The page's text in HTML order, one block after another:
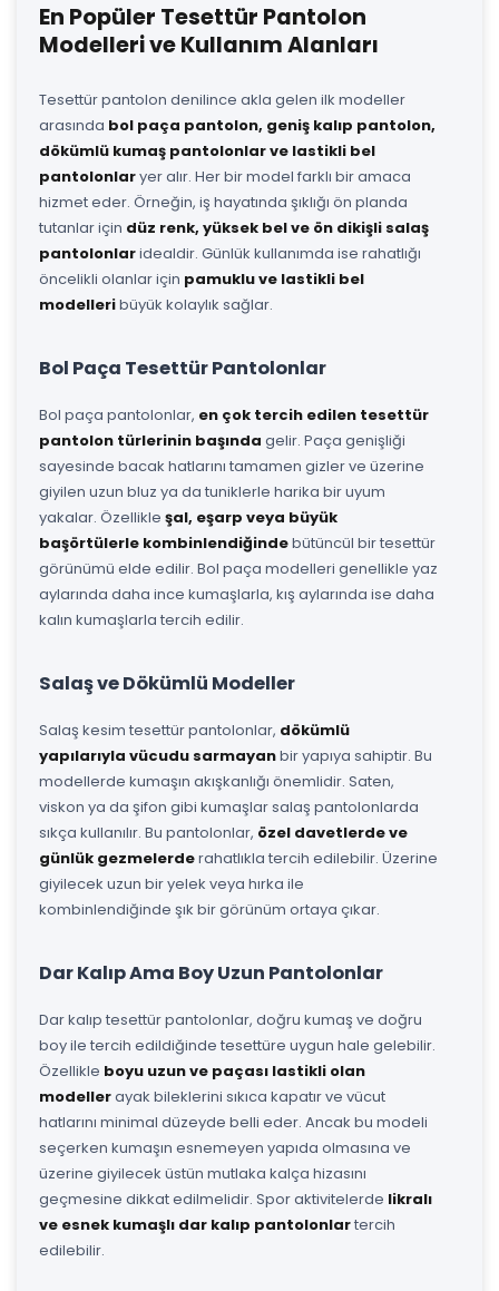
En Popüler Tesettür Pantolon
Modelleri ve Kullanım Alanları
Tesettür pantolon denilince akla gelen ilk modeller
arasında bol paça pantolon, geniş kalıp pantolon,
dökümlü kumaş pantolonlar ve lastikli bel
pantolonlaryer alır. Her bir model farklı bir amaca
hizmet eder. Örneğin, iş hayatında şıklığı ön planda
tutanlar için düz renk, yüksek bel ve ön dikişli salaş
pantolonlaridealdir. Günlük kullanımda ise rahatlığı
öncelikli olanlar için pamuklu ve lastikli bel
modelleribüyük kolaylık sağlar.
Bol Paça Tesettür Pantolonlar
Bol paça pantolonlar, en çok tercih edilen tesettür
pantolon türlerinin başında gelir. Paça genişliği
sayesinde bacak hatlarını tamamen gizler ve üzerine
giyilen uzun bluz ya da tuniklerle harika bir uyum
yakalar. Özellikle şal, eşarp veya büyük
başörtülerle kombinlendiğindebütüncül bir tesettür
görünümü elde edilir. Bol paça modelleri genellikle yaz
aylarında daha ince kumaşlarla, kış aylarında ise daha
kalın kumaşlarla tercih edilir.
Salaş ve Dökümlü Modeller
Salaş kesim tesettür pantolonlar, dökümlü
yapılarıyla vücudu sarmayanbir yapıya sahiptir. Bu
modellerde kumaşın akışkanlığı önemlidir. Saten,
viskon ya da şifon gibi kumaşlar salaş pantolonlarda
sıkça kullanılır. Bu pantolonlar, özel davetlerde ve
günlük gezmelerderahatlıkla tercih edilebilir. Üzerine
giyilecek uzun bir yelek veya hırka ile
kombinlendiğinde şık bir görünüm ortaya çıkar.
Dar Kalıp Ama Boy Uzun Pantolonlar
Dar kalıp tesettür pantolonlar, doğru kumaş ve doğru
boy ile tercih edildiğinde tesettüre uygun hale gelebilir.
Özellikle boyu uzun ve paçası lastikli olan
modellerayak bileklerini sıkıca kapatır ve vücut
hatlarını minimal düzeyde belli eder. Ancak bu modeli
seçerken kumaşın esnemeyen yapıda olmasına ve
üzerine giyilecek üstün mutlaka kalça hizasını
geçmesine dikkat edilmelidir. Spor aktivitelerde likralı
ve esnek kumaşlı dar kalıp pantolonlartercih
edilebilir.